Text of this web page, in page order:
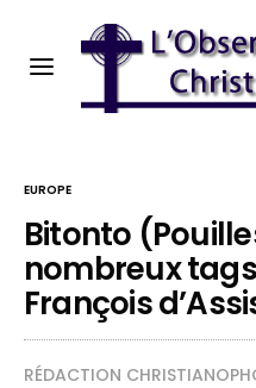
EUROPE
Bitonto
nombreux
François
RÉDACTION